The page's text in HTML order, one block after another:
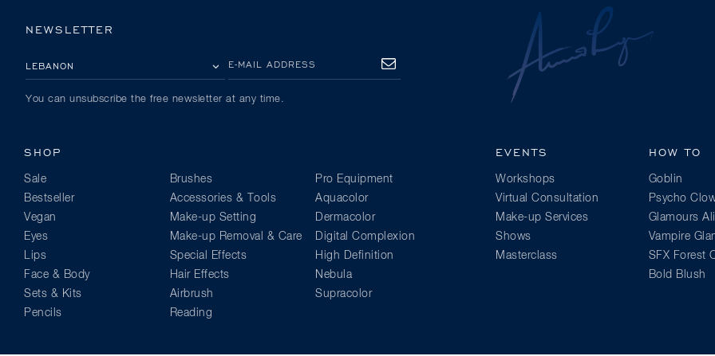
NEWSLETTER
E-MAIL ADDRESS
SUBSCRIBE
You can unsubscribe the free newsletter at any time.
SHOP
Sale
Bestseller
Vegan
Eyes
Lips
Face & Body
Sets & Kits
Pencils
Brushes
Accessories & Tools
Make-up Setting
Make-up Removal & Care
Special Effects
Hair Effects
Airbrush
Reading
Pro Equipment
Aquacolor
Dermacolor
Digital Complexion
High Definition
Nebula
Supracolor
EVENTS
Workshops
Virtual Consultation
Make-up Services
Shows
Masterclass
HOW TO
Goblin
Psycho
Glamours
Vampire
SFX Forest
Bold Blush